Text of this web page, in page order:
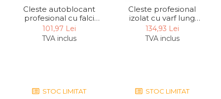
Cleste autoblocant
profesional cu falci
curbate Knipex 41 04
250, 250 mm
101,97 Lei
TVA inclus
STOC LIMITAT
Cleste profesional
izolat cu varf lung
drept Knipex 25 06 160,
160 mm
134,93 Lei
TVA inclus
STOC LIMITAT